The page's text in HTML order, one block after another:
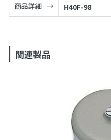
商品詳細
H40F-98
関連製品